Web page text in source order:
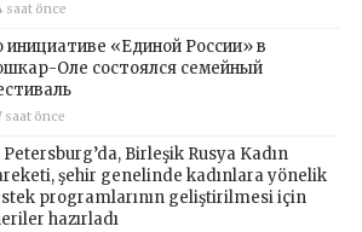
saat önce
инициативе «Единой России» в
Оле состоялся семейный
saat önce
Petersburg’da, Birleşik Rusya Kadın
şehir genelinde kadınlara yönelik
programlarının geliştirilmesi için
hazırladı